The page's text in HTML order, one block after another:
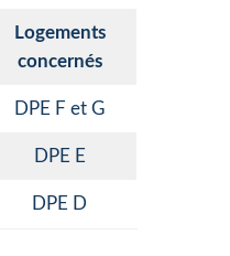
Logements
concernés
DPE F et G
DPE E
DPE D